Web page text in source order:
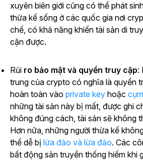
xuyên biên giới cũng có thể phát
thừa kế sống ở các quốc gia nơi
chế, có khả năng khiến tài sản di
cận được.
Rủi ro bảo mật và quyền truy cập:
trung của crypto có nghĩa là quyền
hoàn toàn vào private key hoặc
những tài sản này bị mất, được ghi
không đúng cách, tài sản sẽ không
Hơn nữa, những người thừa kế
thể dễ bị lừa đảo và lừa đảo. Các
bất động sản truyền thống hiếm khi